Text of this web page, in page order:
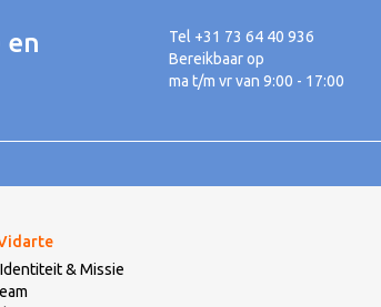
en
Tel +31 73 64 40 936
Bereikbaar op
ma t/m vr van 9:00 - 17:00
& Missie